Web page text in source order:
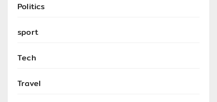
Politics
sport
Tech
Travel